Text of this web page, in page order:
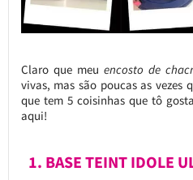
Claro que meu encosto de
vivas, mas são poucas as vezes
que tem 5 coisinhas que tô
aqui!
1. BASE TEINT IDOLE